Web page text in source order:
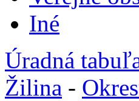
Iné
Úradná
Žilina -